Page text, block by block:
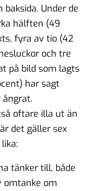
Under de
hälften (49
fyra av tio (42
och tre
på bild som lagts
har sagt
ångrat.
oftare illa ut än
det gäller sex
tänker till, både
omtanke om